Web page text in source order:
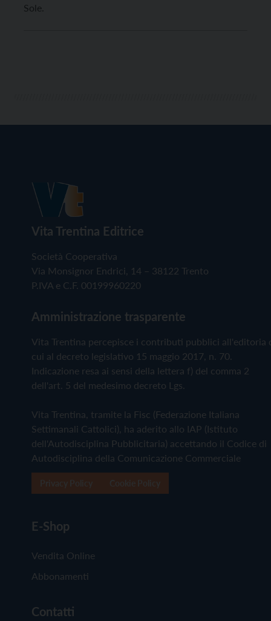
Sole.
Vita Trentina Editrice
Società Cooperativa
Via Monsignor Endrici, 14 – 38122 Trento
P.IVA e C.F. 00199960220
Amministrazione trasparente
Vita Trentina percepisce i contributi pubblici all'editoria
cui al decreto legislativo 15 maggio 2017, n. 70.
Indicazione resa ai sensi della lettera f) del comma 2
dell'art. 5 del medesimo decreto Lgs.
Vita Trentina, tramite la Fisc (Federazione Italiana
Settimanali Cattolici), ha aderito allo IAP (Istituto
dell'Autodisciplina Pubblicitaria) accettando il Codice di
Autodisciplina della Comunicazione Commerciale
E-Shop
Vendita Online
Abbonamenti
Contatti